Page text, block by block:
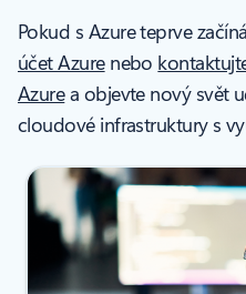
Pokud s Azure teprve
účet Azurenebo
Azurea objevte nový svět
cloudové infrastruktury s